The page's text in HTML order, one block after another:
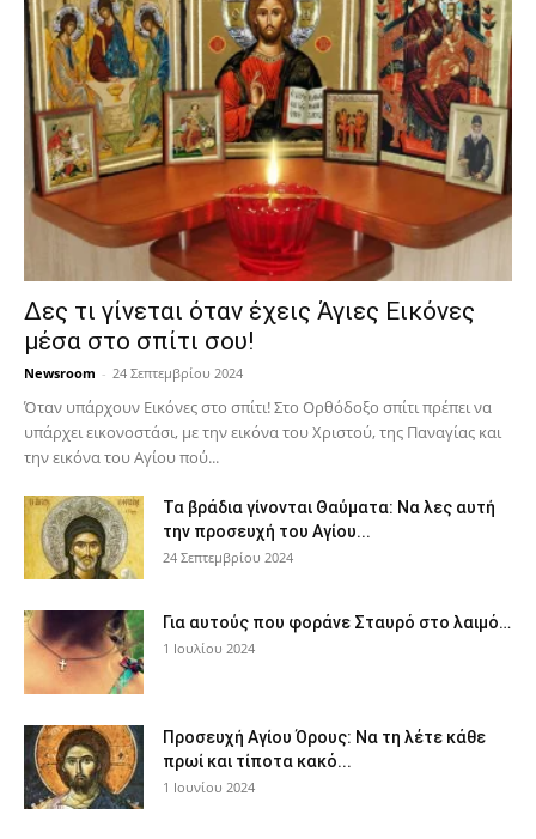
Δες τι γίνεται όταν έχεις Άγιες Εικόνες
μέσα στο σπίτι σου!
Newsroom - 24 Σεπτεμβρίου 2024
Όταν υπάρχουν Εικόνες στο σπίτι! Στο Ορθόδοξο σπίτι πρέπει να
υπάρχει εικονοστάσι, με την εικόνα του Χριστού, της Παν­αγίας και
την εικόνα του Αγίου πού...
Τα βράδια γίνονται Θαύματα: Να λες αυτή
την προσευχή του Αγίου...
24 Σεπτεμβρίου 2024
Για αυτούς που φοράνε Σταυρό στο λαιμό…
1 Ιουλίου 2024
Προσευχή Αγίου Όρους: Να τη λέτε κάθε
πρωί και τίποτα κακό...
1 Ιουνίου 2024